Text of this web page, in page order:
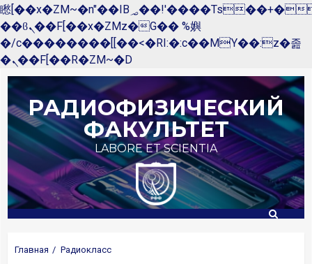
矁[��x�ZM~�n"��IB؃��!'����Тѕ��+��(m��IK�ʭ�/|
��ϐܢ��F[��x�ZMz�G�� %嬩
�/c��������[[��<�RI:�:c��MΎ��:z�졾
�ܢ��F[��R�ZM~�D
Перейти
содержимому
РАДИОФИЗИЧЕСКИЙ
ФАКУЛЬТЕТ
LABORE ET SCIENTIA
Главная Радиокласс